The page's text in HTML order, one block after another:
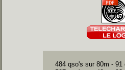
484 qso's sur 80m -